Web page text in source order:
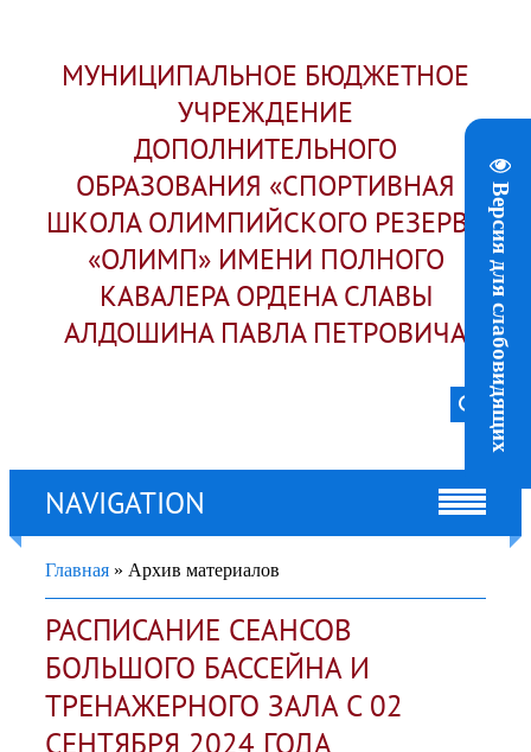
Версия для слабовидящих
МУНИЦИПАЛЬНОЕ БЮДЖЕТНОЕ
УЧРЕЖДЕНИЕ
ДОПОЛНИТЕЛЬНОГО
ОБРАЗОВАНИЯ «СПОРТИВНАЯ
ШКОЛА ОЛИМПИЙСКОГО РЕЗЕРВА
«ОЛИМП» ИМЕНИ ПОЛНОГО
КАВАЛЕРА ОРДЕНА СЛАВЫ
АЛДОШИНА ПАВЛА ПЕТРОВИЧА
NAVIGATION
Главная » Архив материалов
РАСПИСАНИЕ СЕАНСОВ
БОЛЬШОГО БАССЕЙНА И
ТРЕНАЖЕРНОГО ЗАЛА С 02
СЕНТЯБРЯ 2024 ГОДА